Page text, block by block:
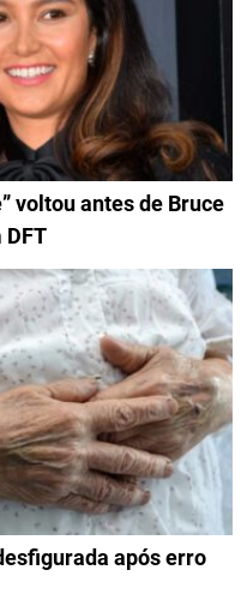
voltou antes de Bruce
após erro